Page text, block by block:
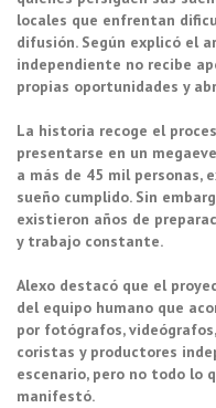
locales que enfrentan
difusión. Según explicó el
independiente no recibe
propias oportunidades y
La historia recoge el
presentarse en un
a más de 45 mil personas,
sueño cumplido. Sin
existieron años de
y trabajo constante.
Alexo destacó que el
del equipo humano que
por fotógrafos,
coristas y productores
escenario, pero no todo lo
manifestó.